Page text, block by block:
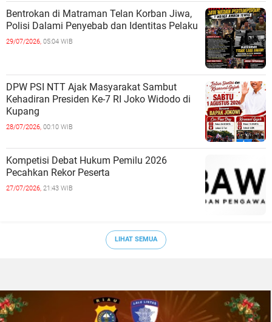
Bentrokan di Matraman Telan Korban Jiwa,
Polisi Dalami Penyebab dan Identitas Pelaku
29/07/2026, 05:04 WIB
DPW PSI NTT Ajak Masyarakat Sambut
Kehadiran Presiden Ke-7 RI Joko Widodo di
Kupang
28/07/2026, 00:10 WIB
Kompetisi Debat Hukum Pemilu 2026
Pecahkan Rekor Peserta
27/07/2026, 21:43 WIB
LIHAT SEMUA